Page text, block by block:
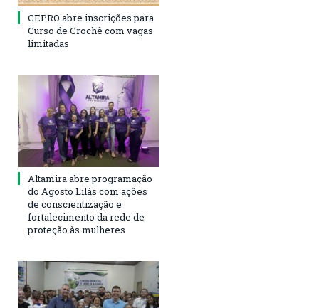
CEPRO abre inscrições para
Curso de Crochê com vagas
limitadas
Altamira abre programação
do Agosto Lilás com ações
de conscientização e
fortalecimento da rede de
proteção às mulheres